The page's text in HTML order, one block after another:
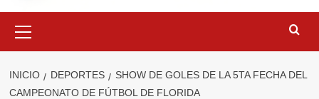
primario
INICIO DEPORTES
SHOW DE GOLES DE LA 5TA FECHA DEL
CAMPEONATO DE FÚTBOL DE FLORIDA